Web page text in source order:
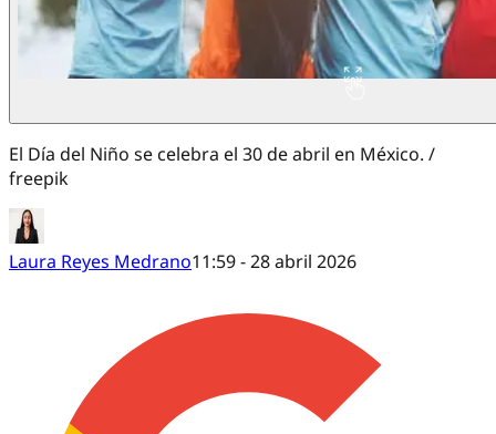
El Día del Niño se celebra el 30 de abril en México. /
freepik
Laura Reyes Medrano11:59 - 28 abril 2026